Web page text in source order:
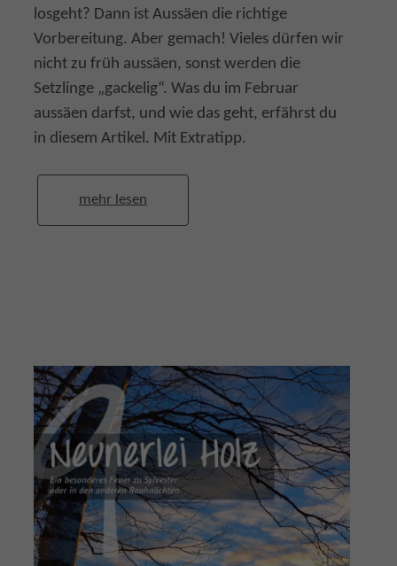
losgeht? Dann ist Aussäen die richtige
Vorbereitung. Aber gemach! Vieles dürfen wir
nicht zu früh aussäen, sonst werden die
Setzlinge „gackelig“. Was du im Februar
aussäen darfst, und wie das geht, erfährst du
in diesem Artikel. Mit Extratipp.
mehr lesen